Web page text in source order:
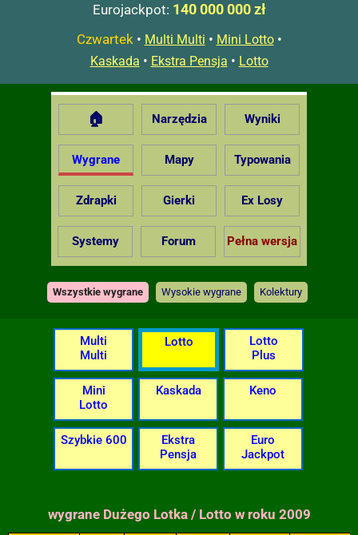
Eurojackpot: 140 000 000 zł
Czwartek• Multi Multi • Mini Lotto•
Kaskada • Ekstra Pensja • Lotto
🏠 Narzędzia Wyniki
Wygrane Mapy Typowania
Zdrapki Gierki Ex Losy
Systemy Forum Pełna wersja
Wszystkie wygrane Wysokie wygrane Kolektury
Multi
Multi
Lotto
Lotto
Plus
Mini
Lotto
Kaskada Keno
Szybkie 600
Ekstra
Pensja
Euro
Jackpot
wygrane Dużego Lotka / Lotto w roku 2009